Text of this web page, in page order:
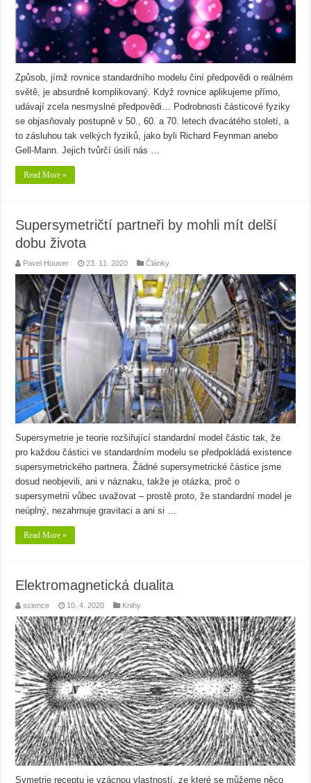
Způsob, jímž rovnice standardního modelu činí předpovědi o reálném
světě, je absurdně komplikovaný. Když rovnice aplikujeme přímo,
udávají zcela nesmyslné předpovědi… Podrobnosti částicové fyziky
se objasňovaly postupně v 50., 60. a 70. letech dvacátého století, a
to zásluhou tak velkých fyziků, jako byli Richard Feynman anebo
Gell-Mann. Jejich tvůrčí úsilí nás …
Read More »
Supersymetričtí partneři by mohli mít delší
dobu života
Pavel Houser 23. 11. 2020 Články
Supersymetrie je teorie rozšiřující standardní model částic tak, že
pro každou částici ve standardním modelu se předpokládá existence
supersymetrického partnera. Žádné supersymetrické částice jsme
dosud neobjevili, ani v náznaku, takže je otázka, proč o
supersymetrii vůbec uvažovat – prostě proto, že standardní model je
neúplný, nezahrnuje gravitaci a ani si …
Read More »
Elektromagnetická dualita
science 10. 4. 2020 Knihy
Symetrie receptu je vzácnou vlastností, ze které se můžeme něco